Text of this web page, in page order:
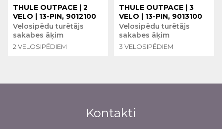
THULE OUTPACE | 2
VELO | 13-PIN, 9012100
Velosipēdu turētājs
sakabes āķim
2 VELOSIPĒDIEM
THULE OUTPACE | 3
VELO | 13-PIN, 9013100
Velosipēdu turētājs
sakabes āķim
3 VELOSIPĒDIEM
Kontakti